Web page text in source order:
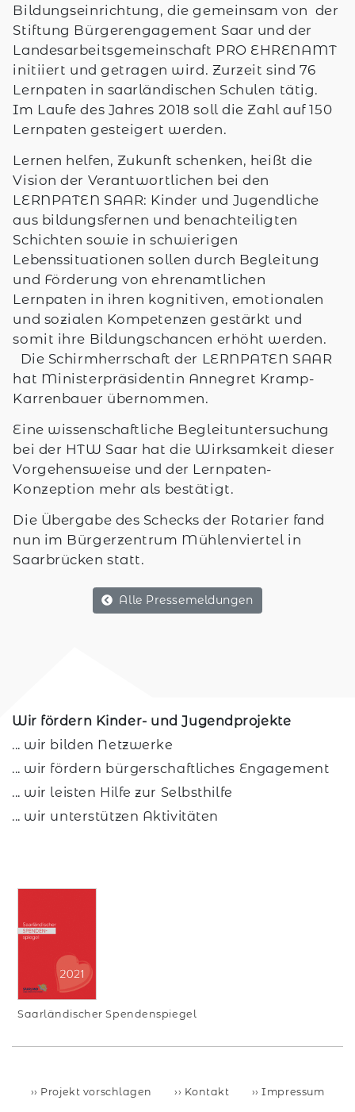
Bildungseinrichtung, die gemeinsam von der
Stiftung Bürgerengagement Saar und der
Landesarbeitsgemeinschaft PRO EHRENAMT
initiiert und getragen wird. Zurzeit sind 76
Lernpaten in saarländischen Schulen tätig.
Im Laufe des Jahres 2018 soll die Zahl auf 150
Lernpaten gesteigert werden.
Lernen helfen, Zukunft schenken, heißt die
Vision der Verantwortlichen bei den
LERNPATEN SAAR: Kinder und Jugendliche
aus bildungsfernen und benachteiligten
Schichten sowie in schwierigen
Lebenssituationen sollen durch Begleitung
und Förderung von ehrenamtlichen
Lernpaten in ihren kognitiven, emotionalen
und sozialen Kompetenzen gestärkt und
somit ihre Bildungschancen erhöht werden.
Die Schirmherrschaft der LERNPATEN SAAR
hat Ministerpräsidentin Annegret Kramp-
Karrenbauer übernommen.
Eine wissenschaftliche Begleituntersuchung
bei der HTW Saar hat die Wirksamkeit dieser
Vorgehensweise und der Lernpaten-
Konzeption mehr als bestätigt.
Die Übergabe des Schecks der Rotarier fand
nun im Bürgerzentrum Mühlenviertel in
Saarbrücken statt.
Alle Pressemeldungen
Wir fördern Kinder- und Jugendprojekte
... wir bilden Netzwerke
... wir fördern bürgerschaftliches Engagement
... wir leisten Hilfe zur Selbsthilfe
... wir unterstützen Aktivitäten
Saarländischer Spendenspiegel
Projekt vorschlagen Kontakt Impressum